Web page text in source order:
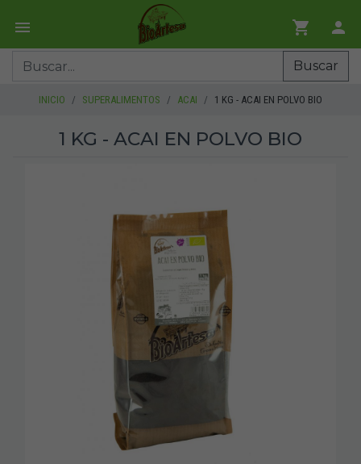
Buscar
INICIO SUPERALIMENTOS ACAI 1 KG - ACAI EN POLVO BIO
1 KG - ACAI EN POLVO BIO